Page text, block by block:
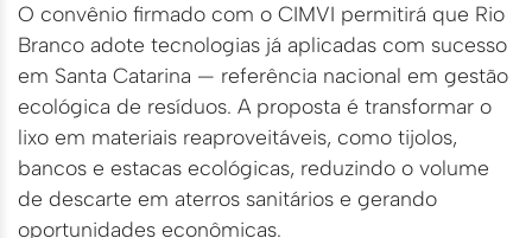
O convênio firmado com o CIMVI permitirá que Rio
Branco adote tecnologias já aplicadas com sucesso
em Santa Catarina — referência nacional em gestão
ecológica de resíduos. A proposta é transformar o
lixo em materiais reaproveitáveis, como tijolos,
bancos e estacas ecológicas, reduzindo o volume
de descarte em aterros sanitários e gerando
oportunidades econômicas.